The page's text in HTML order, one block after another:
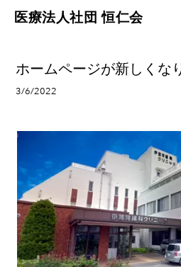
医療法人社団 恒仁会
ホームページが新しくな
3/6/2022
お知らせ